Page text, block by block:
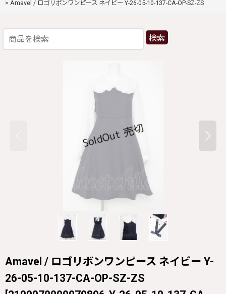
> Amavel / ロゴリボンワンピース ネイビー Y-26-05-10-137-CA-OP-SZ-ZS
検索
Amavel / ロゴリボンワンピース ネイビー Y-
26-05-10-137-CA-OP-SZ-ZS